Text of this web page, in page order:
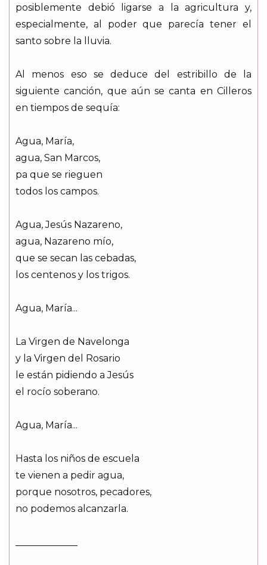
posiblemente debió ligarse a la agricultura y,
especialmente, al poder que parecía tener el
santo sobre la lluvia.
Al menos eso se deduce del estribillo de la
siguiente canción, que aún se canta en Cilleros
en tiempos de sequía:
Agua, María,
agua, San Marcos,
pa que se rieguen
todos los campos.
Agua, Jesús Nazareno,
agua, Nazareno mío,
que se secan las cebadas,
los centenos y los trigos.
Agua, María...
La Virgen de Navelonga
y la Virgen del Rosario
le están pidiendo a Jesús
el rocío soberano.
Agua, María...
Hasta los niños de escuela
te vienen a pedir agua,
porque nosotros, pecadores,
no podemos alcanzarla.